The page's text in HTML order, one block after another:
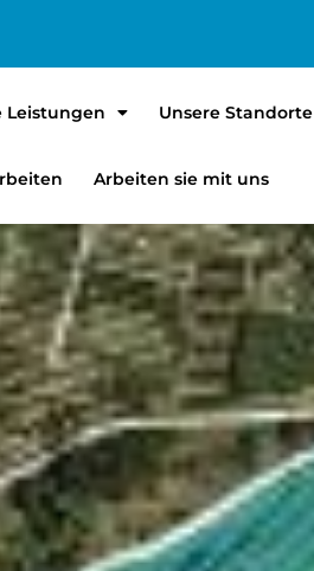
Leistungen Unsere Standorte
Arbeiten sie mit uns